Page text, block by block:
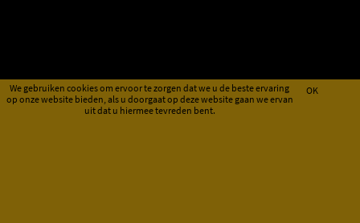
We gebruiken cookies om ervoor te zorgen dat we u de beste ervaring
op onze website bieden, als u doorgaat op deze website gaan we ervan
uit dat u hiermee tevreden bent.
OK